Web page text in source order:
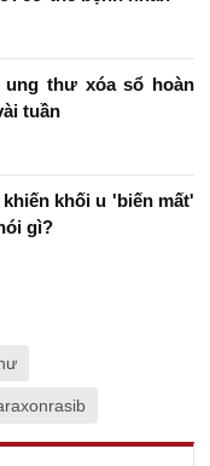
thư xóa sổ hoàn
tuần
khối u 'biến mất'
gì?